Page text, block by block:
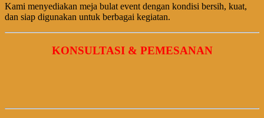
Kami menyediakan meja bulat event dengan kondisi bersih, kuat,
dan siap digunakan untuk berbagai kegiatan.
KONSULTASI & PEMESANAN